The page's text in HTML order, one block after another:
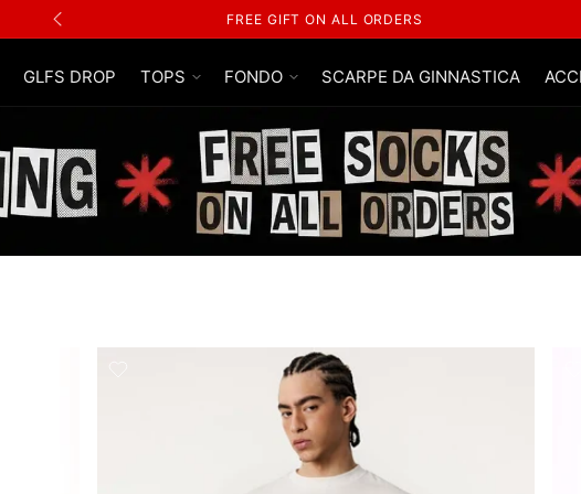
FREE SHIPPING ON ALL ORDERS
GLFS DROP TOPS FONDO SCARPE DA GINNASTICA